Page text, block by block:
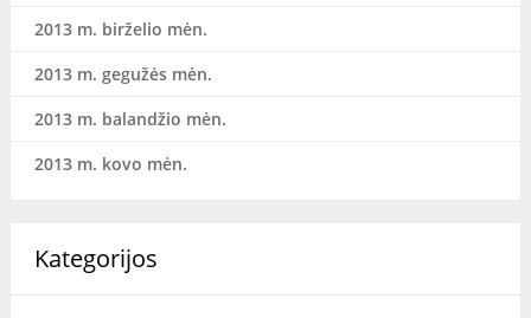
2013 m. birželio mėn.
2013 m. gegužės mėn.
2013 m. balandžio mėn.
2013 m. kovo mėn.
Kategorijos